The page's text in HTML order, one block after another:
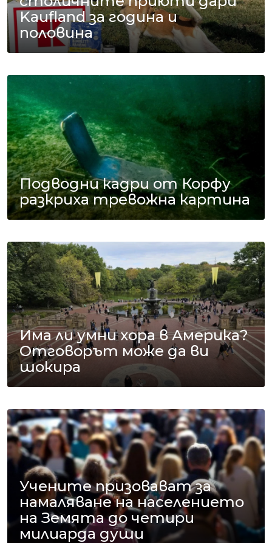
Kaufland за година и
половина
Подводни кадри от Корфу
разкриха тревожна картина
Има ли умни хора в Америка?
Отговорът може да ви
шокира
Учените призовават за
намаляване на населението
на Земята до четири
милиарда души